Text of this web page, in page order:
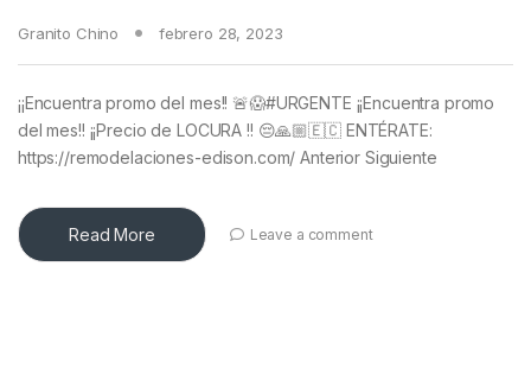
Granito Chino febrero 28, 2023
¡¡Encuentra promo del mes!! 🚨😱#URGENTE ¡¡Encuentra promo
del mes!! ¡¡Precio de LOCURA !! 😔🙏🏼🇪🇨 ENTÉRATE:
https://remodelaciones-edison.com/ Anterior Siguiente
Read More Leave a comment